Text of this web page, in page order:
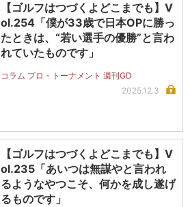
【ゴルフはつづくよどこまでも】V
ol.254「僕が33歳で日本OPに勝っ
たときは、“若い選手の優勝”と言わ
れていたものです」
コラム プロ・トーナメント 週刊GD
2025.12.3
【ゴルフはつづくよどこまでも】V
ol.235「あいつは無謀やと言われ
るようなやつこそ、何かを成し遂げ
るものです」